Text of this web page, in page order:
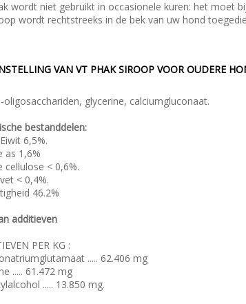
wordt niet gebruikt in occasionele kuren: het moet
wordt rechtstreeks in de bek van uw hond
VAN VT PHAK SIROOP VOOR OUDERE
oligosacchariden, glycerine, calciumgluconaat.
bestanddelen:
6,5%.
as 1,6%
cellulose < 0,6%.
< 0,4%.
46.2%
additieven
PER KG :
..... 62.406 mg
..... 61.472 mg
..... 13.850 mg.